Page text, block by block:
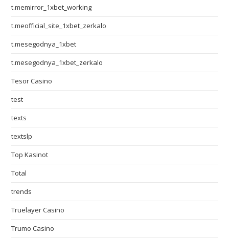
t.memirror_1xbet_working
t.meofficial_site_1xbet_zerkalo
t.mesegodnya_1xbet
t.mesegodnya_1xbet_zerkalo
Tesor Casino
test
texts
textslp
Top Kasinot
Total
trends
Truelayer Casino
Trumo Casino